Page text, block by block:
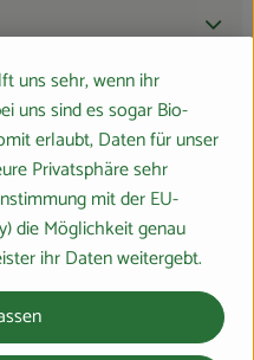
uns sehr, wenn ihr
uns sind es sogar Bio-
erlaubt, Daten für unser
Privatsphäre sehr
mit der EU-
die Möglichkeit genau
ihr Daten weitergebt.